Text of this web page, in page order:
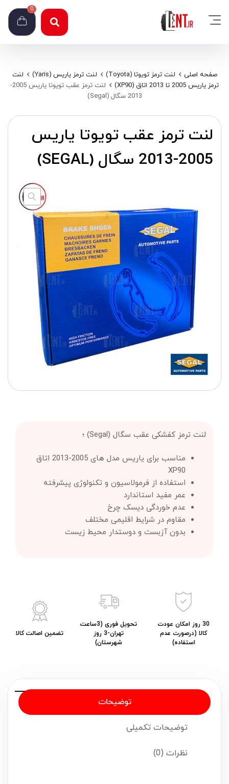
0
صفحه اصلی لنت ترمز تویوتا (Toyota) لنت ترمز یاریس (Yaris)
لنت
ترمز یاریس 2005 تا 2013 اتاق (XP90)
لنت ترمز عقب تویوتا یاریس 2005-
2013 سگال (Segal)
لنت ترمز عقب تویوتا یاریس
2005-2013 سگال (SEGAL)
لنت ترمز کفشکی عقب سگال (Segal) ؛
مناسب برای یاریس مدل های 2005-2013 اتاق
XP90
استفاده از فرمولاسیون و تکنولوژی پیشرفته
عمر مفید استاندارد
عدم خوردگی دیسک چرخ
مقاوم در شرایط اقلیمی مختلف
بدون آزبست و دوستدار محیط زیست
30 روز امکان عودت
کالا (درصورت عدم
استفاده)
تحویل فوری (3ساعت
تهران-3 روز
شهرستان)
تضمین اصالت کالا
توضیحات
توضیحات تکمیلی
نظرات (0)